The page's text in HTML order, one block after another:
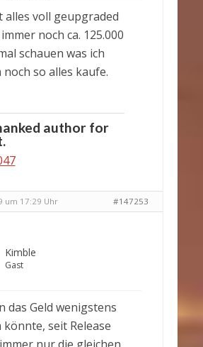
alles voll geupgraded
noch ca. 125.000
schauen was ich
noch so alles kaufe.
author for
um 17:29 Uhr #147253
Kimble
Gast
das Geld wenigstens
seit Release